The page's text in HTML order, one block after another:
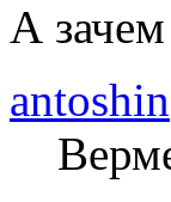
А зачем
antoshin